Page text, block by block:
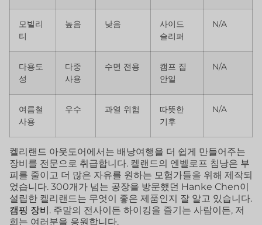
모빌리
티
높음 낮음
사이드
슬리퍼
N/A
다용도
성
다중
사용
수면 전용
캠프 집
안일
N/A
여름철
사용
우수 과열 위험
따뜻한
기후
N/A
켈리랜드 아웃도어에서는 배낭여행을 더 쉽게 만들어주는
장비를 전문으로 취급합니다. 켈랜드의 엔벨로프 침낭은 부
피를 줄이고 더 많은 자유를 원하는 모험가들을 위해 제작되
었습니다. 300개가 넘는 공장을 방문했던 Hanke Chen이
설립한 켈리랜드는 무엇이 좋은 제품인지 잘 알고 있습니다.
캠핑 장비 . 주말의 전사이든 하이킹을 즐기는 사람이든, 저
희는 여러분을 응원합니다.